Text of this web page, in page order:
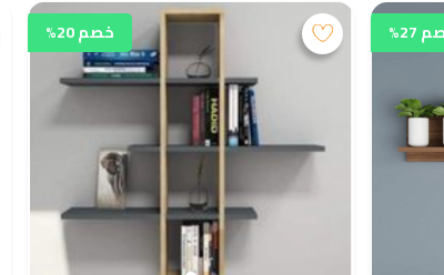
خصم 20%